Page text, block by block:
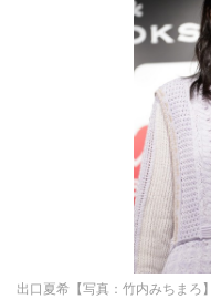
出口夏希【写真：竹内みちまろ】